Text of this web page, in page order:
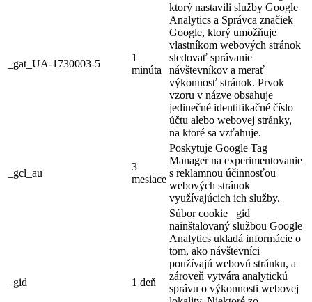
_gat_UA-1730003-5
1
minúta
ktorý nastavili služby Google
Analytics a Správca značiek
Google, ktorý umožňuje
vlastníkom webových stránok
sledovať správanie
návštevníkov a merať
výkonnosť stránok. Prvok
vzoru v názve obsahuje
jedinečné identifikačné číslo
účtu alebo webovej stránky,
na ktoré sa vzťahuje.
_gcl_au
3
mesiace
Poskytuje Google Tag
Manager na experimentovanie
s reklamnou účinnosťou
webových stránok
využívajúcich ich služby.
_gid 1 deň
Súbor cookie _gid
nainštalovaný službou Google
Analytics ukladá informácie o
tom, ako návštevníci
používajú webovú stránku, a
zároveň vytvára analytickú
správu o výkonnosti webovej